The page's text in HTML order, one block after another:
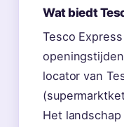
Wat biedt
Tesco
locator van
Het